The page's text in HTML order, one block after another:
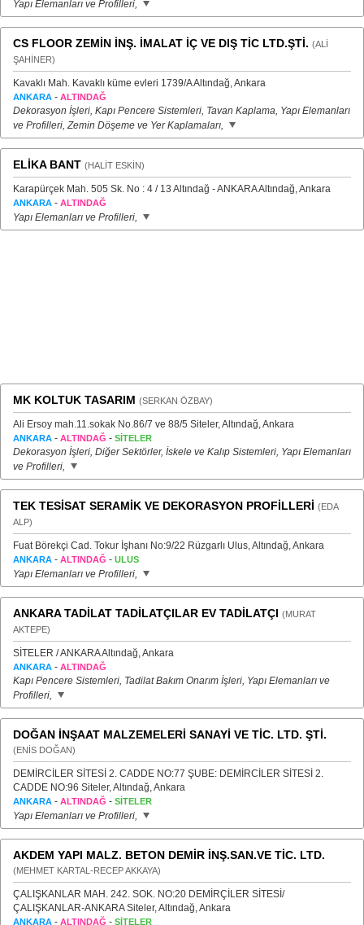
Yapı Elemanları ve Profilleri,
CS FLOOR ZEMİN İNŞ. İMALAT İÇ VE DIŞ TİC LTD.ŞTİ. (ALİ
ŞAHİNER)
Kavaklı Mah. Kavaklı küme evleri 1739/A Altındağ, Ankara
ANKARA - ALTINDAĞ
Dekorasyon İşleri, Kapı Pencere Sistemleri, Tavan Kaplama, Yapı Elemanları
ve Profilleri, Zemin Döşeme ve Yer Kaplamaları,
ELİKA BANT (HALİT ESKİN)
Karapürçek Mah. 505 Sk. No : 4 / 13 Altındağ - ANKARA Altındağ, Ankara
ANKARA - ALTINDAĞ
Yapı Elemanları ve Profilleri,
MK KOLTUK TASARIM (SERKAN ÖZBAY)
Ali Ersoy mah.11.sokak No.86/7 ve 88/5 Siteler, Altındağ, Ankara
ANKARA - ALTINDAĞ - SİTELER
Dekorasyon İşleri, Diğer Sektörler, İskele ve Kalıp Sistemleri, Yapı Elemanları
ve Profilleri,
TEK TESİSAT SERAMİK VE DEKORASYON PROFİLLERİ (EDA
ALP)
Fuat Börekçi Cad. Tokur İşhanı No:9/22 Rüzgarlı Ulus, Altındağ, Ankara
ANKARA - ALTINDAĞ - ULUS
Yapı Elemanları ve Profilleri,
ANKARA TADİLAT TADİLATÇILAR EV TADİLATÇI (MURAT
AKTEPE)
SİTELER / ANKARA Altındağ, Ankara
ANKARA - ALTINDAĞ
Kapı Pencere Sistemleri, Tadilat Bakım Onarım İşleri, Yapı Elemanları ve
Profilleri,
DOĞAN İNŞAAT MALZEMELERİ SANAYİ VE TİC. LTD. ŞTİ.
(ENİS DOĞAN)
DEMİRCİLER SİTESİ 2. CADDE NO:77 ŞUBE: DEMİRCİLER SİTESİ 2.
CADDE NO:96 Siteler, Altındağ, Ankara
ANKARA - ALTINDAĞ - SİTELER
Yapı Elemanları ve Profilleri,
AKDEM YAPI MALZ. BETON DEMİR İNŞ.SAN.VE TİC. LTD.
(MEHMET KARTAL-RECEP AKKAYA)
ÇALIŞKANLAR MAH. 242. SOK. NO:20 DEMİRÇİLER SİTESİ/
ÇALIŞKANLAR-ANKARA Siteler, Altındağ, Ankara
ANKARA - ALTINDAĞ - SİTELER